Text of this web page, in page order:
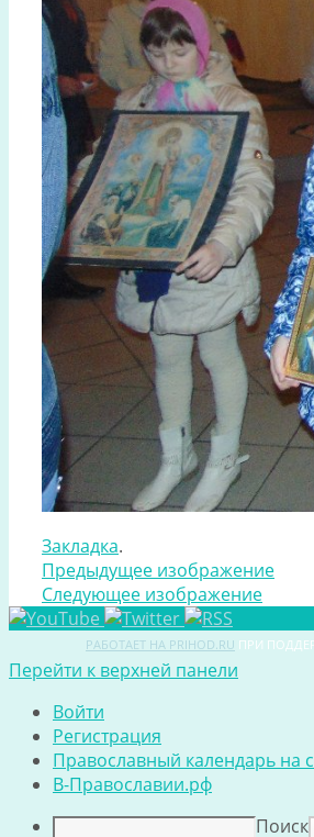
Закладка.
Предыдущее изображение
Следующее изображение
РАБОТАЕТ НА PRIHOD.RU ПРИ
Перейти к верхней панели
Войти
Регистрация
Православный календарь на
В-Православии.рф
Поиск